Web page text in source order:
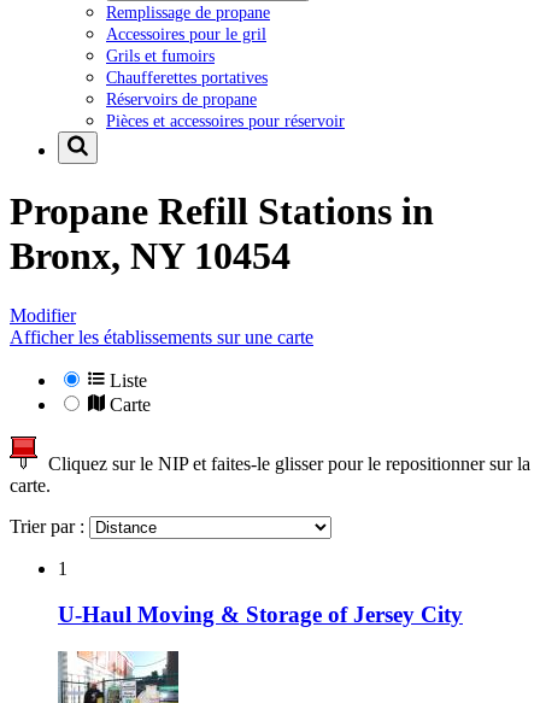
Remplissage de propane
Accessoires pour le gril
Grils et fumoirs
Chaufferettes portatives
Réservoirs de propane
Pièces et accessoires pour réservoir
Propane Refill Stations in
Bronx, NY 10454
Modifier
Afficher les établissements sur une carte
Liste
Carte
Cliquez sur le NIP et faites-le glisser pour le repositionner sur la
carte.
Trier par :
1
U-Haul Moving & Storage of Jersey City